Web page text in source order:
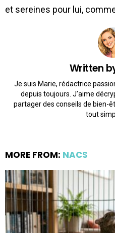
et sereines pour lui,
Written
Je suis Marie, rédactrice
depuis toujours. J’aime
partager des conseils de bien-
tout
MORE FROM: NACS